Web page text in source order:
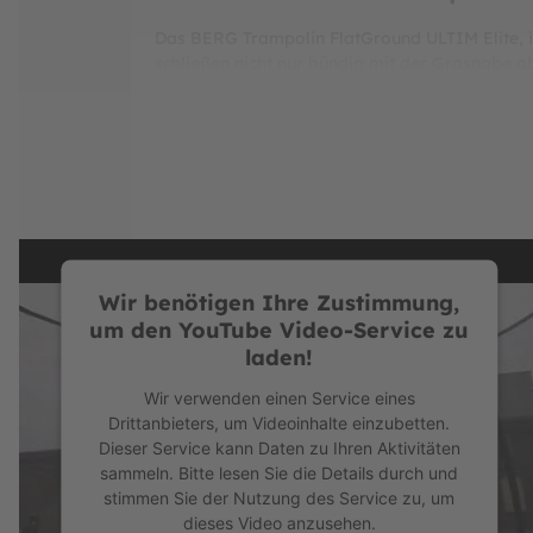
ermöglicht es, auf der gesamten Länge des
die Sprünge besser kontrollierbar sind. Ein
Trampolin
ergänzenden Prüfungen im BERG-Testlabor
Enjoy your highest Jump
Das Trampolin ist mitTwinSpring-Gold Federn
AirFlow Pro Sprungtuch ist 150%
Damit sind nun noch höhere Sprünge
Ein Trampolin muss nicht
Das BERG ULTIM nimmt dank seiner
Sprungtuch über die gesamte Länge eine
Wir benötigen Ihre Zustimmung,
um den YouTube Video-Service zu
laden!
Wir verwenden einen Service eines
Drittanbieters, um Videoinhalte einzubetten.
Dieser Service kann Daten zu Ihren Aktivitäten
sammeln. Bitte lesen Sie die Details durch und
stimmen Sie der Nutzung des Service zu, um
dieses Video anzusehen.